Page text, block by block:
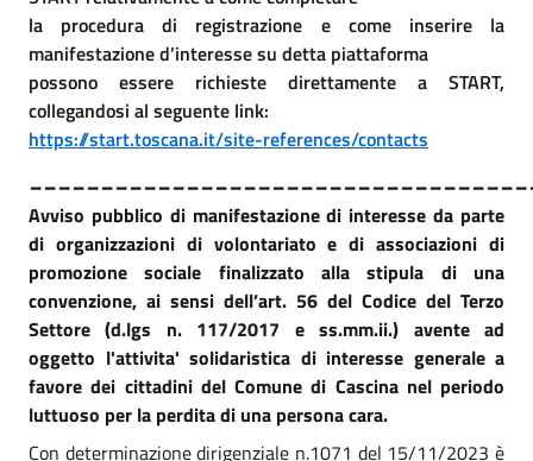
la procedura di registrazione e come inserire la
manifestazione d’interesse su detta piattaforma
possono essere richieste direttamente a START,
collegandosi al seguente link:
https://start.toscana.it/site-references/contacts
Avviso pubblico di manifestazione di interesse da parte
di organizzazioni di volontariato e di associazioni di
promozione sociale finalizzato alla stipula di una
convenzione, ai sensi dell’art. 56 del Codice del Terzo
Settore (d.lgs n. 117/2017 e ss.mm.ii.) avente ad
oggetto l'attivita' solidaristica di interesse generale a
favore dei cittadini del Comune di Cascina nel periodo
luttuoso per la perdita di una persona cara.
Con determinazione dirigenziale n.1071 del 15/11/2023 è